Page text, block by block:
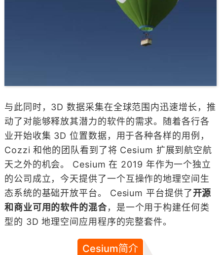
与此同时，3D 数据采集在全球范围内迅速增长，推
动了对能够释放其潜力的软件的需求。随着各行各
业开始收集 3D 位置数据，用于各种各样的用例，
Cozzi 和他的团队看到了将 Cesium 扩展到航空航
天之外的机会。 Cesium 在 2019 年作为一个独立
的公司成立，今天提供了一个互操作的地理空间生
态系统的基础开放平台。 Cesium 平台提供了开源
和商业可用的软件的混合，是一个用于构建任何类
型的 3D 地理空间应用程序的完整套件。
Cesium简介